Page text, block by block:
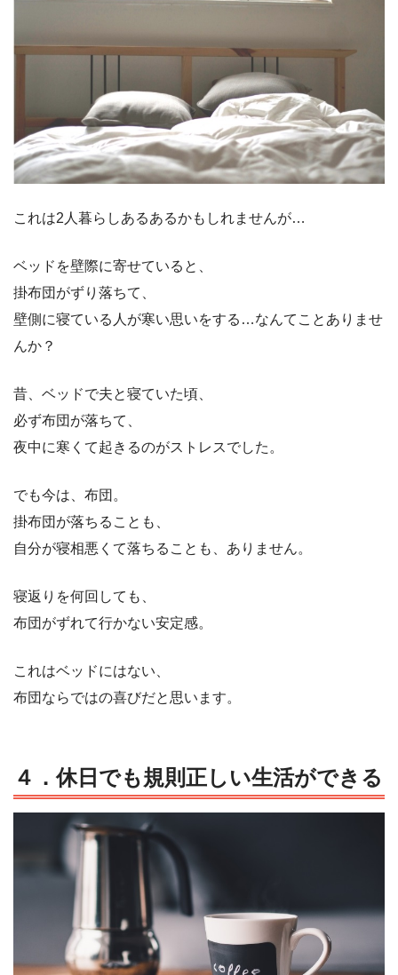
これは2人暮らしあるあるかもしれませんが…
ベッドを壁際に寄せていると、
掛布団がずり落ちて、
壁側に寝ている人が寒い思いをする…なんてことありませ
んか？
昔、ベッドで夫と寝ていた頃、
必ず布団が落ちて、
夜中に寒くて起きるのがストレスでした。
でも今は、布団。
掛布団が落ちることも、
自分が寝相悪くて落ちることも、ありません。
寝返りを何回しても、
布団がずれて行かない安定感。
これはベッドにはない、
布団ならではの喜びだと思います。
４．休日でも規則正しい生活ができる